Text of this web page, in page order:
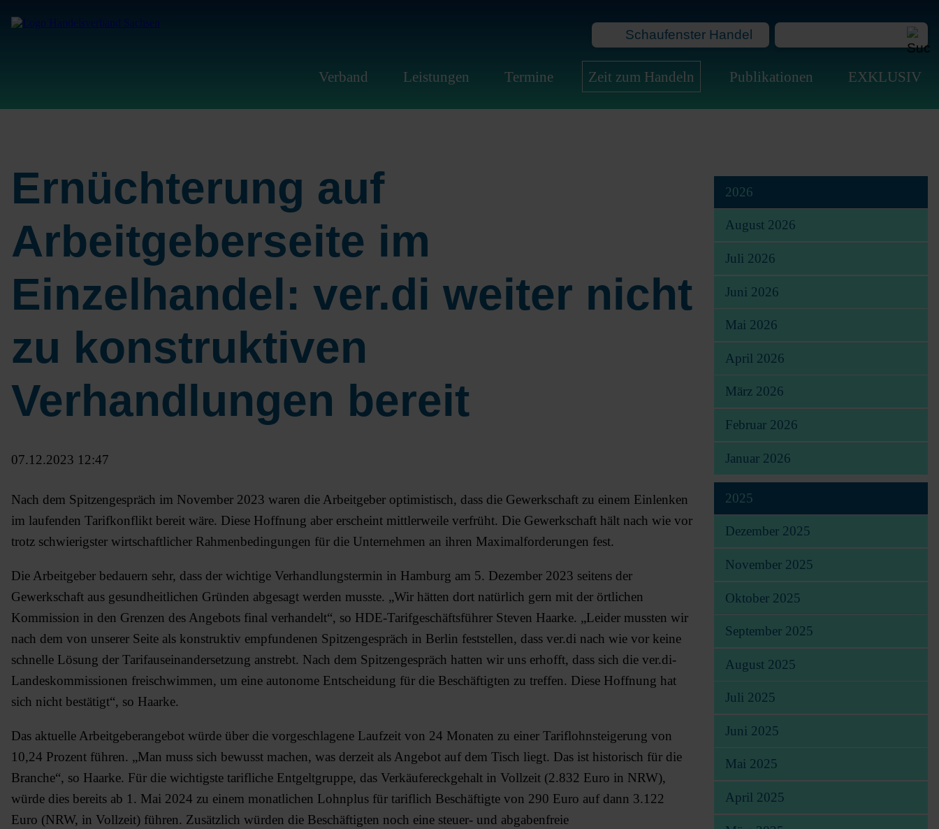
Schaufenster Handel
Verband Leistungen Termine Zeit zum Handeln Publikationen EXKLUSIV
Ernüchterung auf
Arbeitgeberseite im
Einzelhandel: ver.di weiter nicht
zu konstruktiven
Verhandlungen bereit
07.12.2023 12:47
Nach dem Spitzengespräch im November 2023 waren die Arbeitgeber optimistisch, dass die Gewerkschaft zu einem Einlenken
im laufenden Tarifkonflikt bereit wäre. Diese Hoffnung aber erscheint mittlerweile verfrüht. Die Gewerkschaft hält nach wie vor
trotz schwierigster wirtschaftlicher Rahmenbedingungen für die Unternehmen an ihren Maximalforderungen fest.
Die Arbeitgeber bedauern sehr, dass der wichtige Verhandlungstermin in Hamburg am 5. Dezember 2023 seitens der
Gewerkschaft aus gesundheitlichen Gründen abgesagt werden musste. „Wir hätten dort natürlich gern mit der örtlichen
Kommission in den Grenzen des Angebots final verhandelt“, so HDE-Tarifgeschäftsführer Steven Haarke. „Leider mussten wir
nach dem von unserer Seite als konstruktiv empfundenen Spitzengespräch in Berlin feststellen, dass ver.di nach wie vor keine
schnelle Lösung der Tarifauseinandersetzung anstrebt. Nach dem Spitzengespräch hatten wir uns erhofft, dass sich die ver.di-
Landeskommissionen freischwimmen, um eine autonome Entscheidung für die Beschäftigten zu treffen. Diese Hoffnung hat
sich nicht bestätigt“, so Haarke.
Das aktuelle Arbeitgeberangebot würde über die vorgeschlagene Laufzeit von 24 Monaten zu einer Tariflohnsteigerung von
10,24 Prozent führen. „Man muss sich bewusst machen, was derzeit als Angebot auf dem Tisch liegt. Das ist historisch für die
Branche“, so Haarke. Für die wichtigste tarifliche Entgeltgruppe, das Verkäufereckgehalt in Vollzeit (2.832 Euro in NRW),
würde dies bereits ab 1. Mai 2024 zu einem monatlichen Lohnplus für tariflich Beschäftigte von 290 Euro auf dann 3.122
Euro (NRW, in Vollzeit) führen. Zusätzlich würden die Beschäftigten noch eine steuer- und abgabenfreie
2026
August 2026
Juli 2026
Juni 2026
Mai 2026
April 2026
März 2026
Februar 2026
Januar 2026
2025
Dezember 2025
November 2025
Oktober 2025
September 2025
August 2025
Juli 2025
Juni 2025
Mai 2025
April 2025